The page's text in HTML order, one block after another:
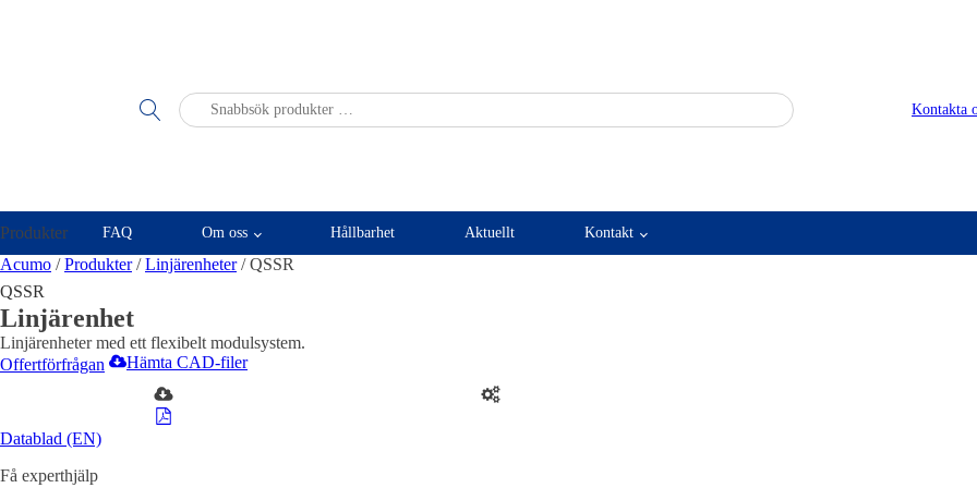
Sök
efter:
När automatisk
Kontakta
Produkter FAQ Om oss Hållbarhet Aktuellt Kontakt
Visa allt
Se alla kategorier
Se alla produkter
Se alla leverantörer
Vi hjälper gärna till!
Offertförfrågan
Mätning
Acumo /Produkter/Linjärenheter/QSSR
QSSR
Linjärenhet
Linjärenheter med ett flexibelt modulsystem.
Offertförfrågan
Hämta CAD-filer
Datablad (EN)
Få experthjälp